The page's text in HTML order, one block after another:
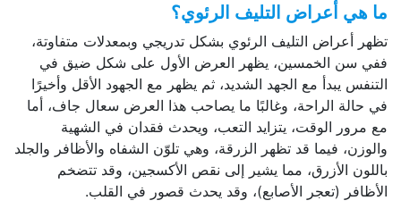
ما هي أعراض التليف الرئوي؟
تظهر أعراض التليف الرئوي بشكل تدريجي وبمعدلات متفاوتة،
ففي سن الخمسين، يظهر العرض الأول على شكل ضيق في
التنفس يبدأ مع الجهد الشديد، ثم يظهر مع الجهود الأقل وأخيرًا
في حالة الراحة، وغالبًا ما يصاحب هذا العرض سعال جاف، أما
مع مرور الوقت، يتزايد التعب، ويحدث فقدان في الشهية
والوزن، فيما قد تظهر الزرقة، وهي تلوّن الشفاه والأظافر والجلد
باللون الأزرق، مما يشير إلى نقص الأكسجين، وقد تتضخم
الأظافر (تعجر الأصابع)، وقد يحدث قصور في القلب.